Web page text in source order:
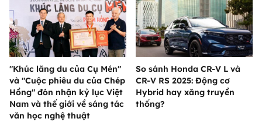
"Khúc lãng du của Cụ Mén"
và "Cuộc phiêu du của Chép
Hồng" đón nhận kỷ lục Việt
Nam và thế giới về sáng tác
văn học nghệ thuật
So sánh Honda CR-V L và
CR-V RS 2025: Động cơ
Hybrid hay xăng truyền
thống?